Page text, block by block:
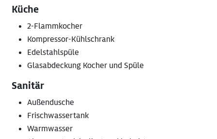
Küche
2-Flammkocher
Kompressor-Kühlschrank
Edelstahlspüle
Glasabdeckung Kocher und Spüle
Sanitär
Außendusche
Frischwassertank
Warmwasser